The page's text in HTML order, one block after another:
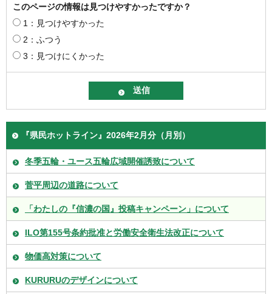
このページの情報は見つけやすかったですか？
1：見つけやすかった
2：ふつう
3：見つけにくかった
『県民ホットライン』2026年2月分（月別）
冬季五輪・ユース五輪広域開催誘致について
菅平周辺の道路について
「わたしの『信濃の国』投稿キャンペーン」について
ILO第155号条約批准と労働安全衛生法改正について
物価高対策について
KURURUのデザインについて